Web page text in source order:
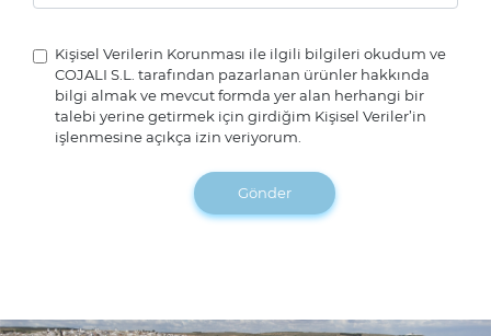
Kişisel Verilerin Korunması ile ilgili bilgileri okudum ve
COJALI S.L. tarafından pazarlanan ürünler hakkında
bilgi almak ve mevcut formda yer alan herhangi bir
talebi yerine getirmek için girdiğim Kişisel Veriler’in
işlenmesine açıkça izin veriyorum.
Gönder